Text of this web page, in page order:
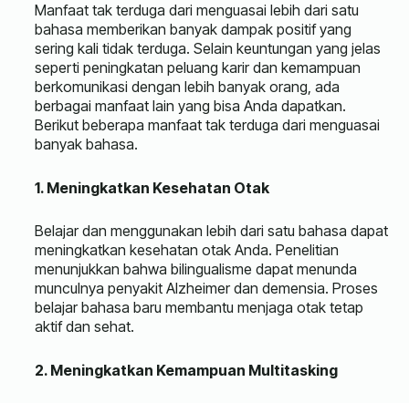
Manfaat tak terduga dari menguasai lebih dari satu
bahasa memberikan banyak dampak positif yang
sering kali tidak terduga. Selain keuntungan yang jelas
seperti peningkatan peluang karir dan kemampuan
berkomunikasi dengan lebih banyak orang, ada
berbagai manfaat lain yang bisa Anda dapatkan.
Berikut beberapa manfaat tak terduga dari menguasai
banyak bahasa.
1. Meningkatkan Kesehatan Otak
Belajar dan menggunakan lebih dari satu bahasa dapat
meningkatkan kesehatan otak Anda. Penelitian
menunjukkan bahwa bilingualisme dapat menunda
munculnya penyakit Alzheimer dan demensia. Proses
belajar bahasa baru membantu menjaga otak tetap
aktif dan sehat.
2. Meningkatkan Kemampuan Multitasking